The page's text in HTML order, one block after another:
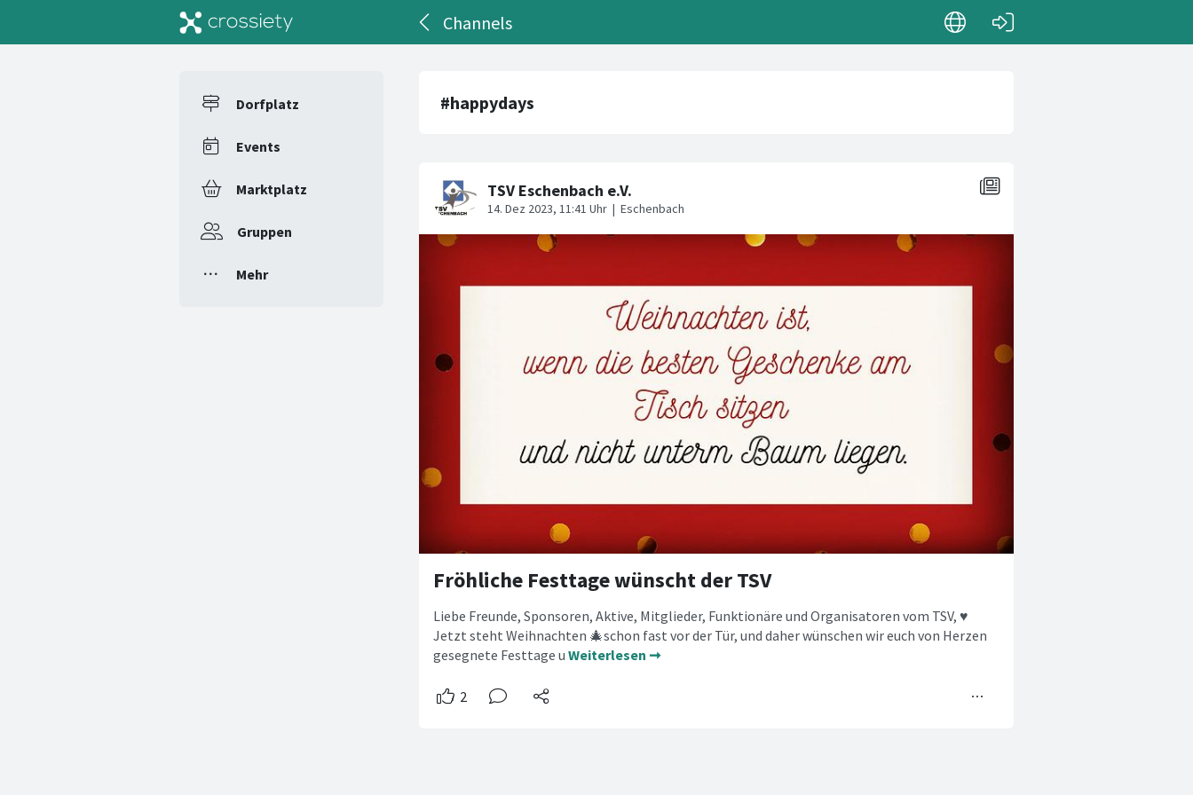
Channels
Dorfplatz
Events
Marktplatz
Gruppen
Mehr
#happydays
Fröhliche Festtage wünscht der TSV
Liebe Freunde, Sponsoren, Aktive, Mitglieder, Funktionäre und Organisatoren vom TSV, ♥️
Jetzt steht Weihnachten 🎄schon fast vor der Tür, und daher wünschen wir euch von Herzen
gesegnete Festtage u Weiterlesen ➞